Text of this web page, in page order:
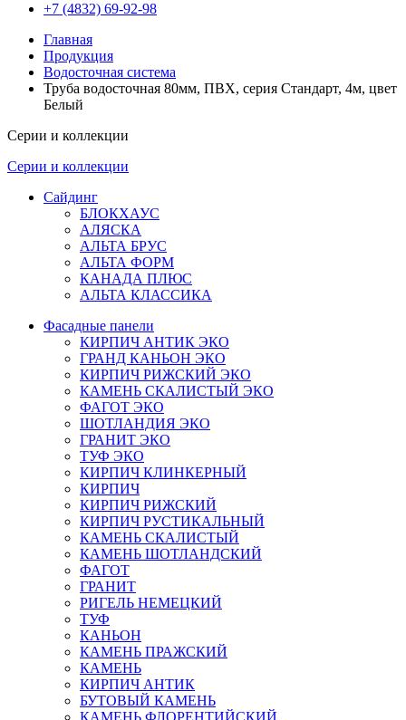
+7 (4832) 69-92-98
Главная
Продукция
Водосточная система
Труба водосточная 80мм, ПВХ, серия Стандарт, 4м, цвет
Белый
Серии и коллекции
Серии и коллекции
Сайдинг
БЛОКХАУС
АЛЯСКА
АЛЬТА БРУС
АЛЬТА ФОРМ
КАНАДА ПЛЮС
АЛЬТА КЛАССИКА
Фасадные панели
КИРПИЧ АНТИК ЭКО
ГРАНД КАНЬОН ЭКО
КИРПИЧ РИЖСКИЙ ЭКО
КАМЕНЬ СКАЛИСТЫЙ ЭКО
ФАГОТ ЭКО
ШОТЛАНДИЯ ЭКО
ГРАНИТ ЭКО
ТУФ ЭКО
КИРПИЧ КЛИНКЕРНЫЙ
КИРПИЧ
КИРПИЧ РИЖСКИЙ
КИРПИЧ РУСТИКАЛЬНЫЙ
КАМЕНЬ СКАЛИСТЫЙ
КАМЕНЬ ШОТЛАНДСКИЙ
ФАГОТ
ГРАНИТ
РИГЕЛЬ НЕМЕЦКИЙ
ТУФ
КАНЬОН
КАМЕНЬ ПРАЖСКИЙ
КАМЕНЬ
КИРПИЧ АНТИК
БУТОВЫЙ КАМЕНЬ
КАМЕНЬ ФЛОРЕНТИЙСКИЙ